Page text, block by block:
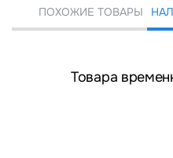
ПОХОЖИЕ ТОВАРЫ
Товара